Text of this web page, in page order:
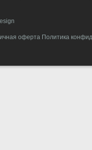
оферта Политика